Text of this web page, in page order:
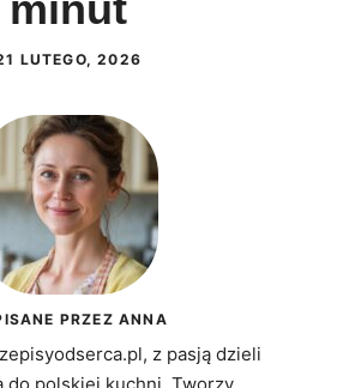
LUTEGO, 2026
PRZEZ ANNA
z pasją dzieli